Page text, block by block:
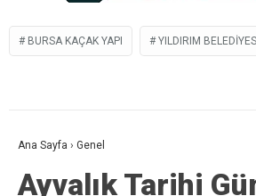
BURSA KAÇAK YAPI YILDIRIM
Ana Sayfa › Genel
Ayvalık Tarihi